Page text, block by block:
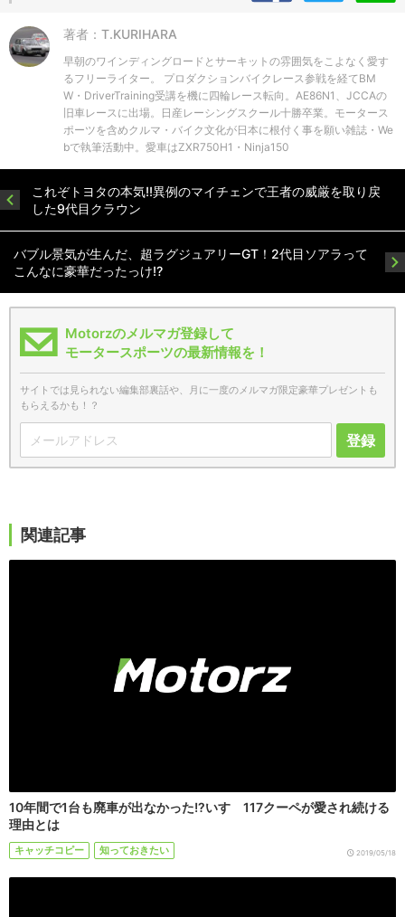
著者：T.KURIHARA
早朝のワインディングロードとサーキットの雰囲気をこよなく愛す
るフリーライター。 プロダクションバイクレース参戦を経てBM
W・DriverTraining受講を機に四輪レース転向。AE86N1、JCCAの
旧車レースに出場。日産レーシングスクール十勝卒業。モータース
ポーツを含めクルマ・バイク文化が日本に根付く事を願い雑誌・We
bで執筆活動中。愛車はZXR750H1・Ninja150
これぞトヨタの本気!!異例のマイチェンで王者の威厳を取り戻
した9代目クラウン
バブル景気が生んだ、超ラグジュアリーGT！2代目ソアラって
こんなに豪華だったっけ!?
Motorzのメルマガ登録して
モータースポーツの最新情報を！
サイトでは見られない編集部裏話や、月に一度のメルマガ限定豪華プレゼントも
もらえるかも！？
登録
関連記事
10年間で1台も廃車が出なかった!?いすゞ117クーペが愛され続ける
理由とは
キャッチコピー 知っておきたい 2019/05/18